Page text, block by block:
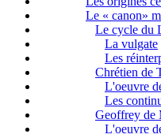
Le « canon»
Le cycle du
La vulgate
Les
Chrétien de
L'oeuvre
Les
Geoffrey de
L'oeuvre